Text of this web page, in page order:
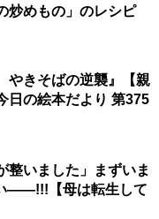
炒めもの」のレシピ
やきそばの逆襲』【親
日の絵本だより 第375
整いました」まずいま
――!!!【母は転生して